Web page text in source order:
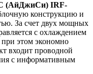
(АйДжиСи) IRF-
конструкцию и
За счет двух мощных
с охлаждением
этом экономно
входит проводной
с информативным